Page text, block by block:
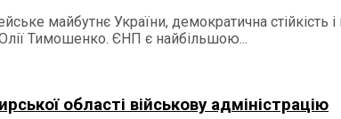
майбутнє України, демократична стійкість
Тимошенко. ЄНП є найбільшою...
області військову адміністрацію